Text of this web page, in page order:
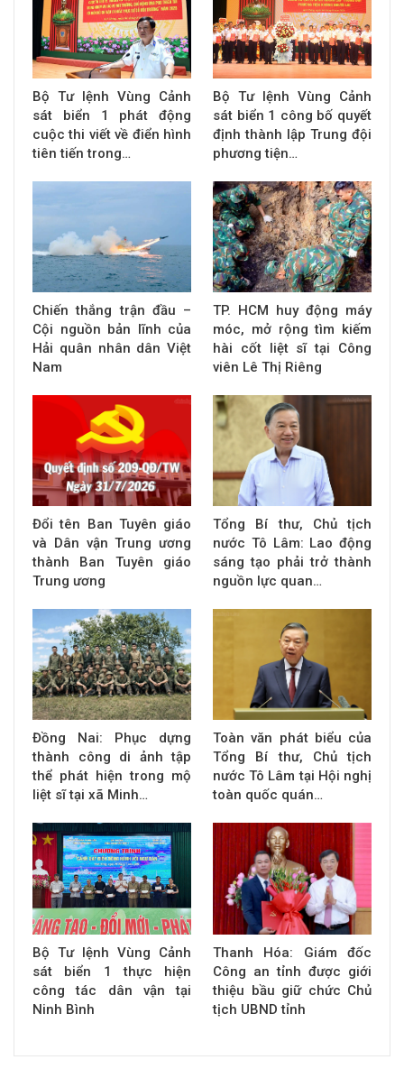
Bộ Tư lệnh Vùng Cảnh
sát biển 1 phát động
cuộc thi viết về điển hình
tiên tiến trong…
Bộ Tư lệnh Vùng Cảnh
sát biển 1 công bố quyết
định thành lập Trung đội
phương tiện…
Chiến thắng trận đầu –
Cội nguồn bản lĩnh của
Hải quân nhân dân Việt
Nam
TP. HCM huy động máy
móc, mở rộng tìm kiếm
hài cốt liệt sĩ tại Công
viên Lê Thị Riêng
Đổi tên Ban Tuyên giáo
và Dân vận Trung ương
thành Ban Tuyên giáo
Trung ương
Tổng Bí thư, Chủ tịch
nước Tô Lâm: Lao động
sáng tạo phải trở thành
nguồn lực quan…
Đồng Nai: Phục dựng
thành công di ảnh tập
thể phát hiện trong mộ
liệt sĩ tại xã Minh…
Toàn văn phát biểu của
Tổng Bí thư, Chủ tịch
nước Tô Lâm tại Hội nghị
toàn quốc quán…
Bộ Tư lệnh Vùng Cảnh
sát biển 1 thực hiện
công tác dân vận tại
Ninh Bình
Thanh Hóa: Giám đốc
Công an tỉnh được giới
thiệu bầu giữ chức Chủ
tịch UBND tỉnh